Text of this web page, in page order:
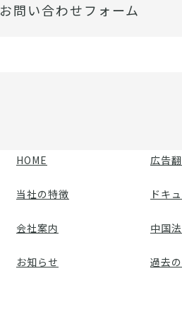
お問い合わせフォーム
HOME
当社の特徴
会社案内
お知らせ
広告
ドキ
中国
過去